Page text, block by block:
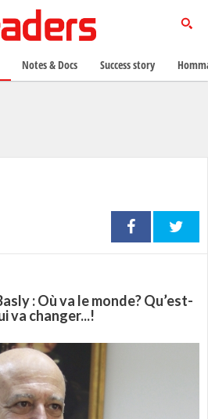
: Où va le monde? Qu’est-
va changer...!
Notes & Docs Success story